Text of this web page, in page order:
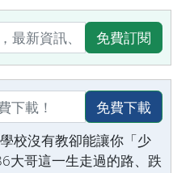
免費訂閱
免費下載
校沒有教卻能讓你「少
大哥這一生走過的路、跌